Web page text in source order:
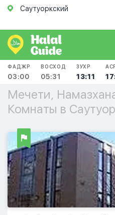
Саутуоркский
ФАДЖР
03:00
ВОСХОД
05:31
ЗУХР
13:11
Мечети,
Комнаты в